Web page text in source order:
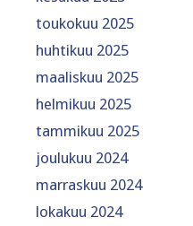
toukokuu 2025
huhtikuu 2025
maaliskuu 2025
helmikuu 2025
tammikuu 2025
joulukuu 2024
marraskuu 2024
lokakuu 2024